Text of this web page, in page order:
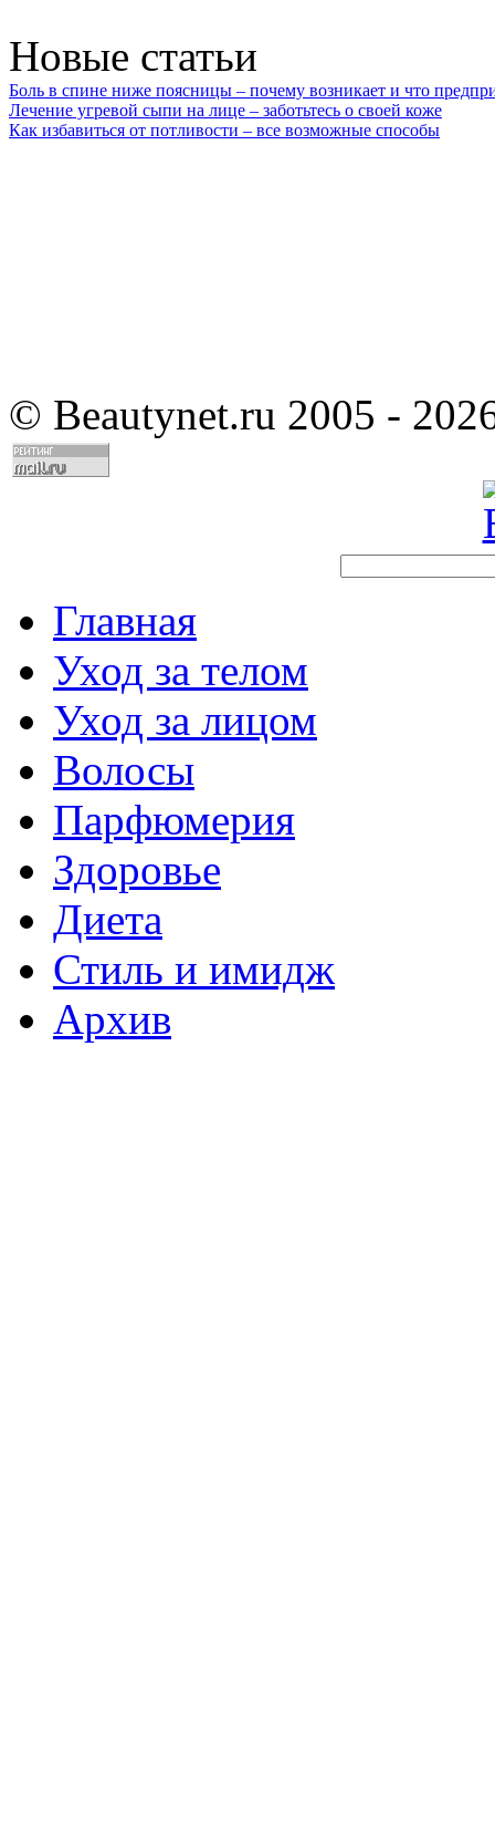
Новые статьи
Боль в спине ниже поясницы – почему возникает и что
Лечение угревой сыпи на лице – заботьтесь о своей коже
Как избавиться от потливости – все возможные способы
© Beautynet.ru 2005 -
Главная
Уход за телом
Уход за лицом
Волосы
Парфюмерия
Здоровье
Диета
Стиль и имидж
Архив